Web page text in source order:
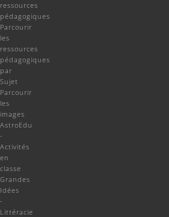
ressources
pédagogiques
Parcourir
les
ressources
pédagogiques
par
Sujet
Parcourir
les
images
AstroEdu
-
Activités
en
classe
Grandes
Idées
-
Littéracie